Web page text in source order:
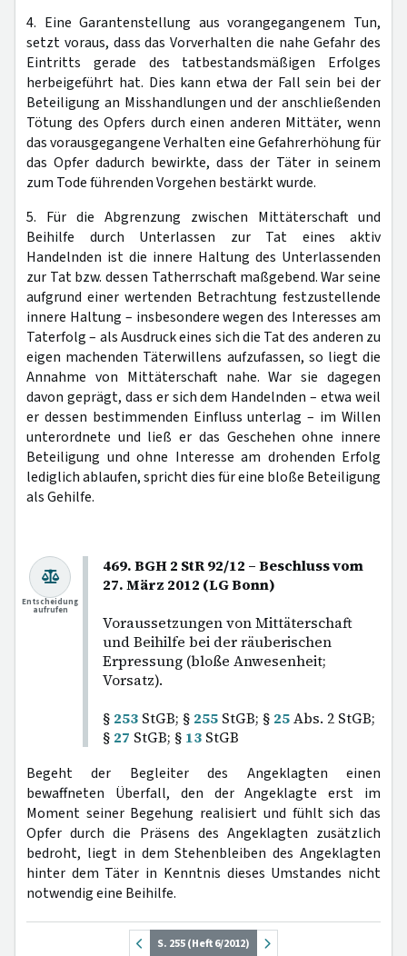
4. Eine Garantenstellung aus vorangegangenem Tun,
setzt voraus, dass das Vorverhalten die nahe Gefahr des
Eintritts gerade des tatbestandsmäßigen Erfolges
herbeigeführt hat. Dies kann etwa der Fall sein bei der
Beteiligung an Misshandlungen und der anschließenden
Tötung des Opfers durch einen anderen Mittäter, wenn
das vorausgegangene Verhalten eine Gefahrerhöhung für
das Opfer dadurch bewirkte, dass der Täter in seinem
zum Tode führenden Vorgehen bestärkt wurde.
5. Für die Abgrenzung zwischen Mittäterschaft und
Beihilfe durch Unterlassen zur Tat eines aktiv
Handelnden ist die innere Haltung des Unterlassenden
zur Tat bzw. dessen Tatherrschaft maßgebend. War seine
aufgrund einer wertenden Betrachtung festzustellende
innere Haltung – insbesondere wegen des Interesses am
Taterfolg – als Ausdruck eines sich die Tat des anderen zu
eigen machenden Täterwillens aufzufassen, so liegt die
Annahme von Mittäterschaft nahe. War sie dagegen
davon geprägt, dass er sich dem Handelnden – etwa weil
er dessen bestimmenden Einfluss unterlag – im Willen
unterordnete und ließ er das Geschehen ohne innere
Beteiligung und ohne Interesse am drohenden Erfolg
lediglich ablaufen, spricht dies für eine bloße Beteiligung
als Gehilfe.
469. BGH 2 StR 92/12 – Beschluss vom
27. März 2012 (LG Bonn)
Voraussetzungen von Mittäterschaft
und Beihilfe bei der räuberischen
Erpressung (bloße Anwesenheit;
Vorsatz).
§ 253 StGB; § 255 StGB; § 25Abs. 2 StGB;
§ 27 StGB; § 13 StGB
Entscheidung
aufrufen
Begeht der Begleiter des Angeklagten einen
bewaffneten Überfall, den der Angeklagte erst im
Moment seiner Begehung realisiert und fühlt sich das
Opfer durch die Präsens des Angeklagten zusätzlich
bedroht, liegt in dem Stehenbleiben des Angeklagten
hinter dem Täter in Kenntnis dieses Umstandes nicht
notwendig eine Beihilfe.
S. 255 (Heft 6/2012)